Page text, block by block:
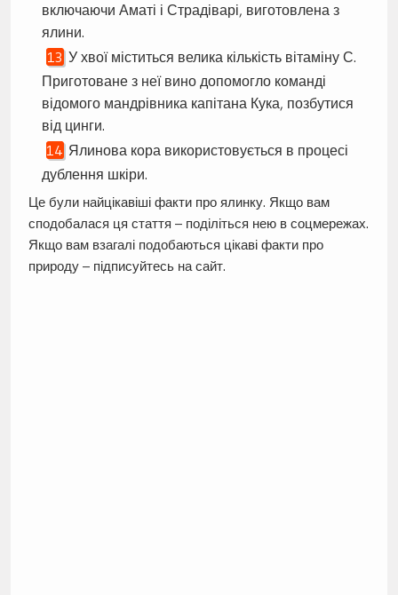
включаючи Аматі і Страдіварі, виготовлена з
ялини.
У хвої міститься велика кількість вітаміну С.
Приготоване з неї вино допомогло команді
відомого мандрівника капітана Кука, позбутися
від цинги.
Ялинова кора використовується в процесі
дублення шкіри.
Це були найцікавіші факти про ялинку. Якщо вам
сподобалася ця стаття – поділіться нею в соцмережах.
Якщо вам взагалі подобаються цікаві факти про
природу – підписуйтесь на сайт.